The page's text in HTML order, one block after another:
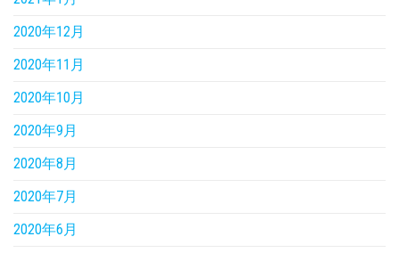
2020年12月
2020年11月
2020年10月
2020年9月
2020年8月
2020年7月
2020年6月